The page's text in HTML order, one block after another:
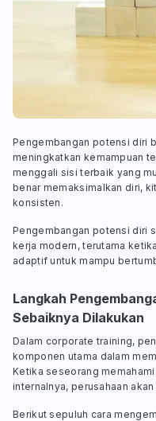
Pengembangan potensi diri
meningkatkan kemampuan
menggali sisi terbaik yang
benar memaksimalkan diri,
konsisten.
Pengembangan potensi diri
kerja modern, terutama
adaptif untuk mampu
Langkah
Sebaiknya Dilakukan
Dalam corporate training,
komponen utama dalam
Ketika seseorang
internalnya, perusahaan
Berikut sepuluh cara